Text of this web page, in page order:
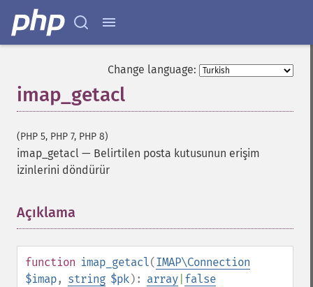
Change language:
imap_getacl
(PHP 5, PHP 7, PHP 8)
imap_getacl — Belirtilen posta kutusunun erişim
izinlerini döndürür
Açıklama
function imap_getacl(IMAP\Connection
$imap, string $pk): array false